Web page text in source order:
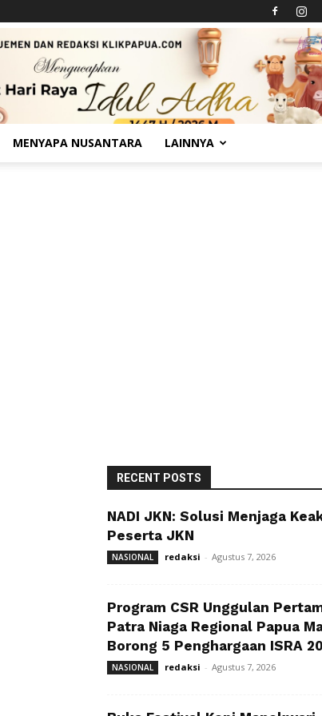
MENYAPA NUSANTARA LAINNYA
RECENT POSTS
NADI JKN: Solusi Menjaga
Peserta JKN
NASIONAL redaksi - Agustus 7, 2026
Program CSR Unggulan
Patra Niaga Regional Papua
Borong 5 Penghargaan ISRA
NASIONAL redaksi - Agustus 7, 2026